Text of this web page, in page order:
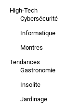
High-Tech
Cybersécurité
Informatique
Montres
Tendances
Gastronomie
Insolite
Jardinage